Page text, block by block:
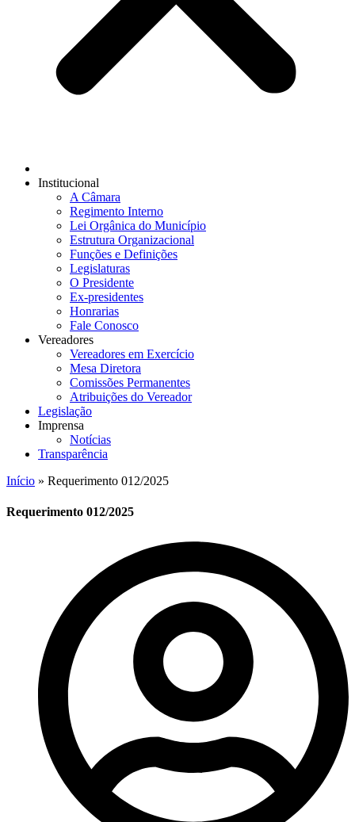
Institucional
A Câmara
Regimento Interno
Lei Orgânica do Município
Estrutura Organizacional
Funções e Definições
Legislaturas
O Presidente
Ex-presidentes
Honrarias
Fale Conosco
Vereadores
Vereadores em Exercício
Mesa Diretora
Comissões Permanentes
Atribuições do Vereador
Legislação
Imprensa
Notícias
Transparência
Início » Requerimento 012/2025
Requerimento 012/2025